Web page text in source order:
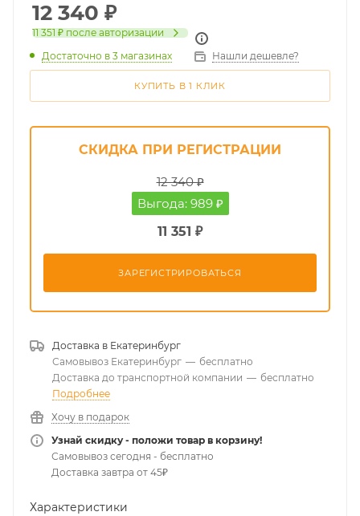
12 340 ₽
11 351 ₽ после авторизации
Достаточно в 3 магазинах Нашли дешевле?
КУПИТЬ В 1 КЛИК
СКИДКА ПРИ РЕГИСТРАЦИИ
12 340 ₽
Выгода: 989 ₽
11 351 ₽
ЗАРЕГИСТРИРОВАТЬСЯ
Доставка в Екатеринбург
Самовывоз Екатеринбург — бесплатно
Доставка до транспортной компании — бесплатно
Подробнее
Хочу в подарок
Узнай скидку - положи товар в корзину!
Самовывоз сегодня - бесплатно
Доставка завтра от 45₽
Характеристики